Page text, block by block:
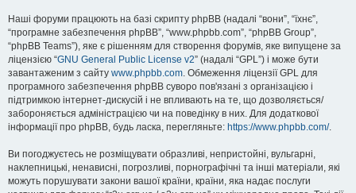
Наші форуми працюють на базі скрипту phpBB (надалі “вони”, “їхнє”,
“програмне забезпечення phpBB”, “www.phpbb.com”, “phpBB Group”,
“phpBB Teams”), яке є рішенням для створення форумів, яке випущене за
ліцензією “GNU General Public License v2” (надалі “GPL”) і може бути
завантаженим з сайту www.phpbb.com. Обмеження ліцензії GPL для
програмного забезпечення phpBB суворо пов'язані з організацією і
підтримкою інтернет-дискусій і не впливають на те, що дозволяється/
забороняється адміністрацією чи на поведінку в них. Для додаткової
інформації про phpBB, будь ласка, перегляньте: https://www.phpbb.com/.
Ви погоджуєтесь не розміщувати образливі, непристойні, вульгарні,
наклепницькі, ненависні, погрозливі, порнографічні та інші матеріали, які
можуть порушувати закони вашої країни, країни, яка надає послуги